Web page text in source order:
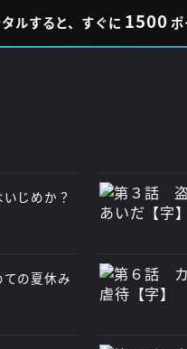
ルすると、すぐに 1500ポ
じめか？
の夏休み